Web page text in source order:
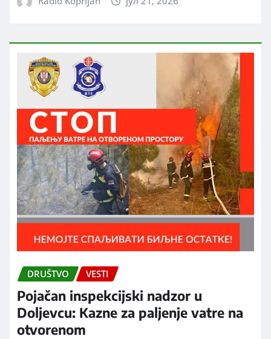
DRUŠTVO VESTI
Pojačan inspekcijski nadzor u
Doljevcu: Kazne za paljenje vatre na
otvorenom